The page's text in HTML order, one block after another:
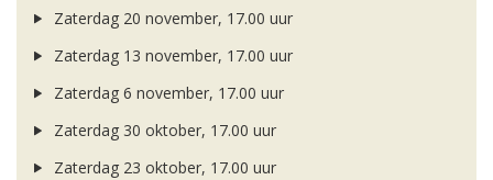
Zaterdag 20 november, 17.00 uur
Zaterdag 13 november, 17.00 uur
Zaterdag 6 november, 17.00 uur
Zaterdag 30 oktober, 17.00 uur
Zaterdag 23 oktober, 17.00 uur